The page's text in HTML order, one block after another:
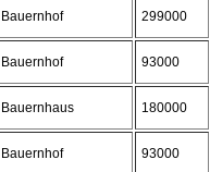
Bauernhof 299000
Bauernhof 93000
Bauernhaus 180000
Bauernhof 93000